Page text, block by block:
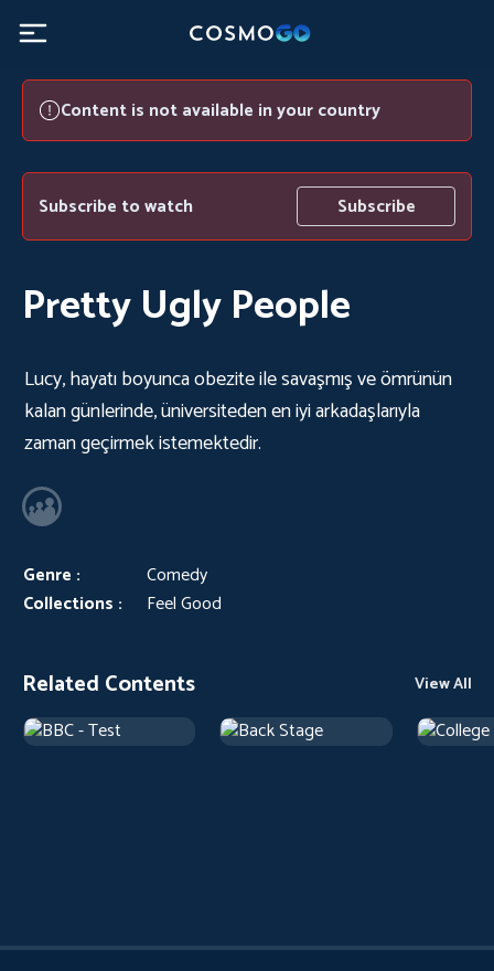
Content is not available in your country
Subscribe to watch Subscribe
Pretty Ugly People
Lucy, hayatı boyunca obezite ile savaşmış ve ömrünün
kalan günlerinde, üniversiteden en iyi arkadaşlarıyla
zaman geçirmek istemektedir.
Genre :
Comedy
Collections :
Feel Good
Related Contents View All